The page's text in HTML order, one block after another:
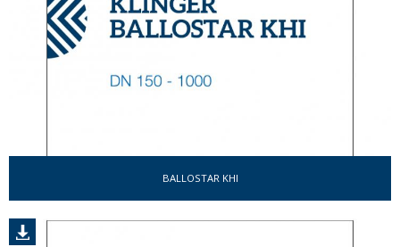
BALLOSTAR KHI